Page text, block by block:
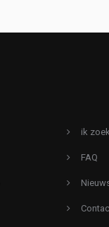
ik
FAQ